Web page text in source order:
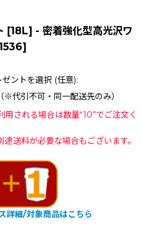
[18L] - 密着強化型高光沢ワ
]
ントを選択 (任意):
※代引不可・同一配送先のみ）
される場合は数量“10”でご注文く
送料が必要な場合もございます。
詳細/対象商品はこちら